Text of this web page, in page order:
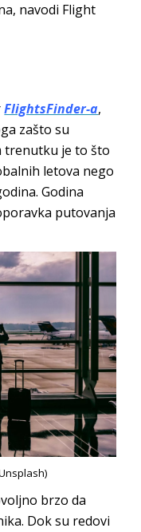
navodi Flight
FlightsFinder-a,
zašto su
trenutku je to što
letova nego
Godina
putovanja
brzo da
Dok su redovi